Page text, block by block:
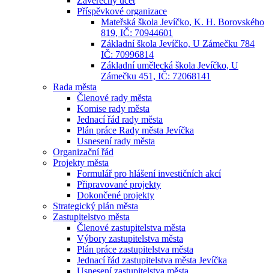
Příspěvkové organizace
Mateřská škola Jevíčko, K. H. Borovského
819, IČ: 70944601
Základní škola Jevíčko, U Zámečku 784
IČ: 70996814
Základní umělecká škola Jevíčko, U
Zámečku 451, IČ: 72068141
Rada města
Členové rady města
Komise rady města
Jednací řád rady města
Plán práce Rady města Jevíčka
Usnesení rady města
Organizační řád
Projekty města
Formulář pro hlášení investičních akcí
Připravované projekty
Dokončené projekty
Strategický plán města
Zastupitelstvo města
Členové zastupitelstva města
Výbory zastupitelstva města
Plán práce zastupitelstva města
Jednací řád zastupitelstva města Jevíčka
Usnesení zastupitelstva města